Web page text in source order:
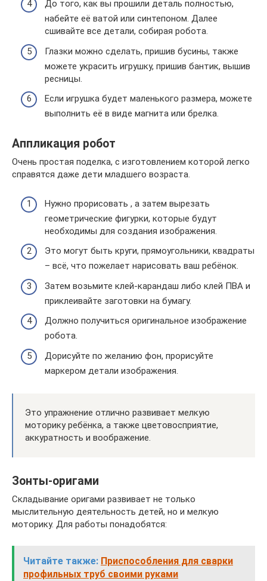
До того, как вы прошили деталь полностью,
набейте её ватой или синтепоном. Далее
сшивайте все детали, собирая робота.
Глазки можно сделать, пришив бусины, также
можете украсить игрушку, пришив бантик, вышив
ресницы.
Если игрушка будет маленького размера, можете
выполнить её в виде магнита или брелка.
Аппликация робот
Очень простая поделка, с изготовлением которой легко
справятся даже дети младшего возраста.
Нужно прорисовать , а затем вырезать
геометрические фигурки, которые будут
необходимы для создания изображения.
Это могут быть круги, прямоугольники, квадраты
– всё, что пожелает нарисовать ваш ребёнок.
Затем возьмите клей-карандаш либо клей ПВА и
приклеивайте заготовки на бумагу.
Должно получиться оригинальное изображение
робота.
Дорисуйте по желанию фон, прорисуйте
маркером детали изображения.
Это упражнение отлично развивает мелкую
моторику ребёнка, а также цветовосприятие,
аккуратность и воображение.
Зонты-оригами
Складывание оригами развивает не только
мыслительную деятельность детей, но и мелкую
моторику. Для работы понадобятся:
Читайте также: Приспособления для сварки
профильных труб своими руками